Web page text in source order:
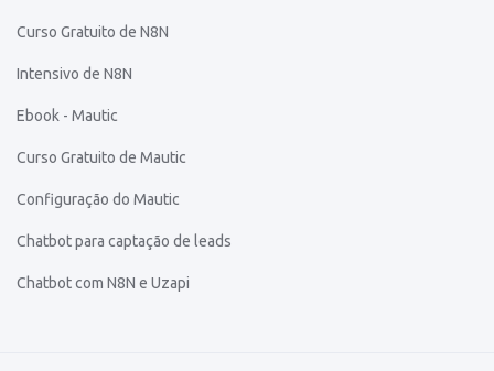
Curso Gratuito de N8N
Intensivo de N8N
Ebook - Mautic
Curso Gratuito de Mautic
Configuração do Mautic
Chatbot para captação de leads
Chatbot com N8N e Uzapi